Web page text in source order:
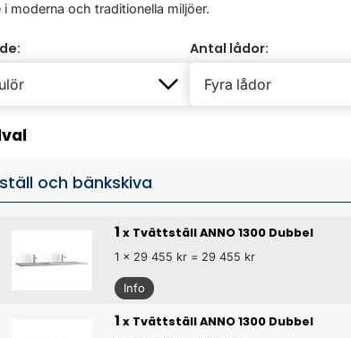
i moderna och traditionella miljöer.
Antal lådor:
och bänkskiva
1 x Tvättställ ANNO 1300 Dubbel
1 x 29 455 kr = 29 455 kr
Info
1 x Tvättställ ANNO 1300 Dubbel